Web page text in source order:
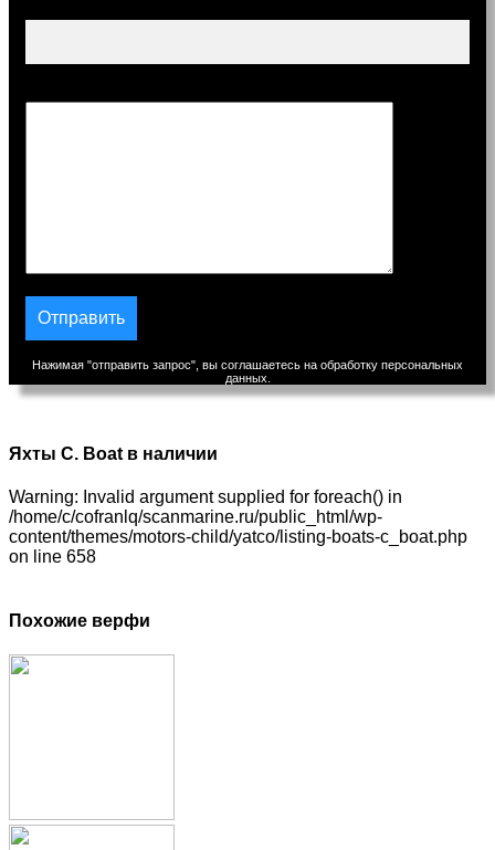
Нажимая "отправить запрос", вы соглашаетесь на обработку персональных
данных.
Яхты C. Boat в наличии
Warning: Invalid argument supplied for foreach() in
/home/c/cofranlq/scanmarine.ru/public_html/wp-
content/themes/motors-child/yatco/listing-boats-c_boat.php
on line 658
Похожие верфи